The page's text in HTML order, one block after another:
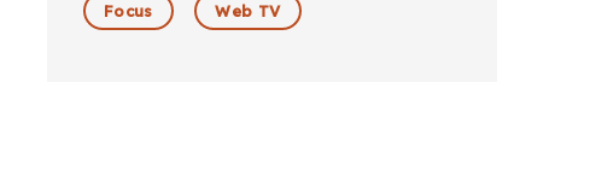
Focus Web TV